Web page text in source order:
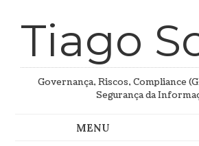
Tiago
Governança, Riscos, Compliance
Segurança da